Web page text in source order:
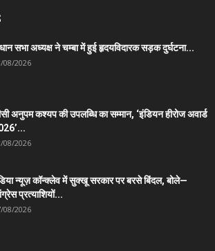
सभा अध्यक्ष ने चम्बा में हुई हृदयविदारक सड़क दुर्घटना...
08/2026
अनुपम कश्यप की उपलब्धि का सम्मान, ‘इंडियन हीरोज अवार्ड
08/2026
न्यूज़ कॉन्क्लेव में सुक्खू सरकार पर बरसे बिंदल, बोले—
प्रत्याशियों...
08/2026